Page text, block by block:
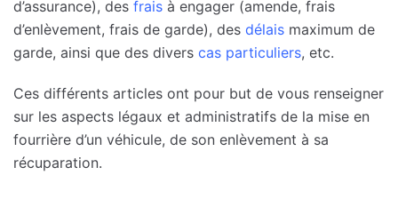
d’assurance), des frais à engager (amende, frais
d’enlèvement, frais de garde), des délais maximum de
garde, ainsi que des divers cas particuliers, etc.
Ces différents articles ont pour but de vous renseigner
sur les aspects légaux et administratifs de la mise en
fourrière d’un véhicule, de son enlèvement à sa
récuparation.